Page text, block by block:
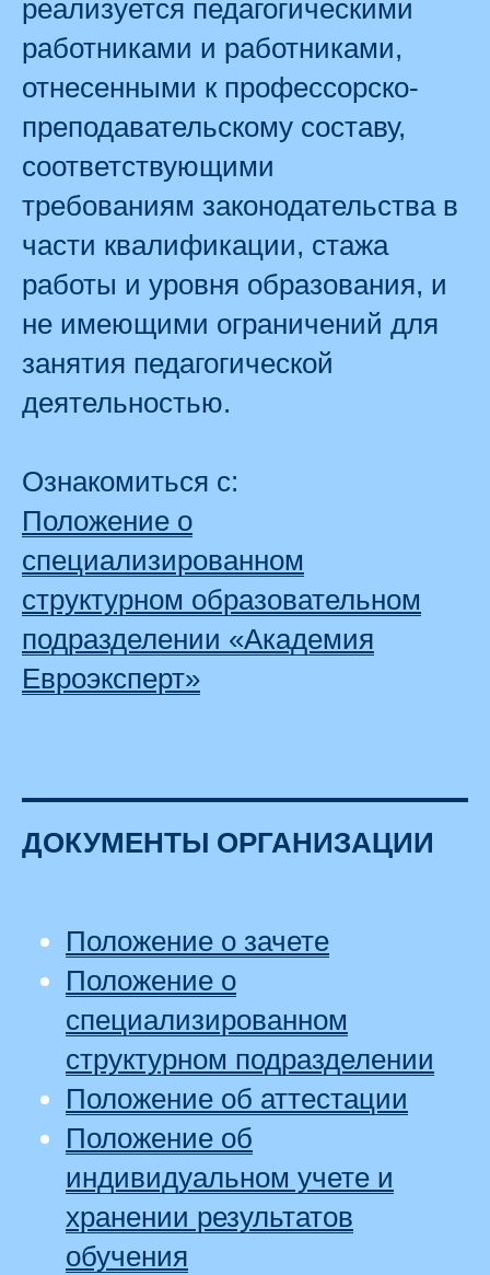
реализуется педагогическими
работниками и работниками,
отнесенными к профессорско-
преподавательскому составу,
соответствующими
требованиям законодательства в
части квалификации, стажа
работы и уровня образования, и
не имеющими ограничений для
занятия педагогической
деятельностью.
Ознакомиться с:
Положение о
специализированном
структурном образовательном
подразделении «Академия
Евроэксперт»
ДОКУМЕНТЫ ОРГАНИЗАЦИИ
Положение о зачете
Положение о
специализированном
структурном подразделении
Положение об аттестации
Положение об
индивидуальном учете и
хранении результатов
обучения